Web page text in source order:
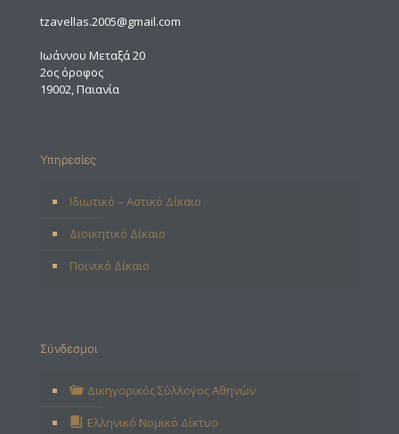
tzavellas.2005@gmail.com
Ιωάννου Μεταξά 20
2ος όροφος
19002, Παιανία
Υπηρεσίες
Ιδιωτικό – Αστικό Δίκαιο
Διοικητικό Δίκαιο
Ποινικό Δίκαιο
Σύνδεσμοι
Δικηγορικός Σύλλογος Αθηνών
Ελληνικό Νομικό Δίκτυο